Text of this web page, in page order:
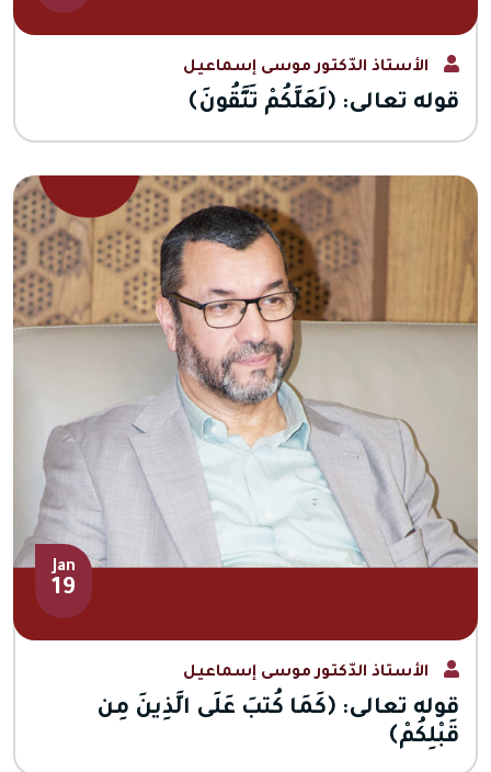
الأستاذ الدّكتور موسى إسماعيل
قوله تعالى: ﴿لَعَلَّكُمْ تَتَّقُونَ﴾
Jan
19
الأستاذ الدّكتور موسى إسماعيل
قوله تعالى: ﴿كَمَا كُتبَ عَلَى الَّذِينَ مِن
قَبْلِكُمْ﴾